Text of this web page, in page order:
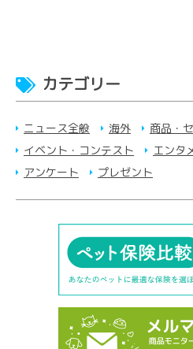
カテゴリー
ニュース全般 海外 商品・
イベント・コンテスト
エンタ
アンケート
プレゼント